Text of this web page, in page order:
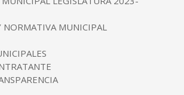
NORMATIVA MUNICIPAL